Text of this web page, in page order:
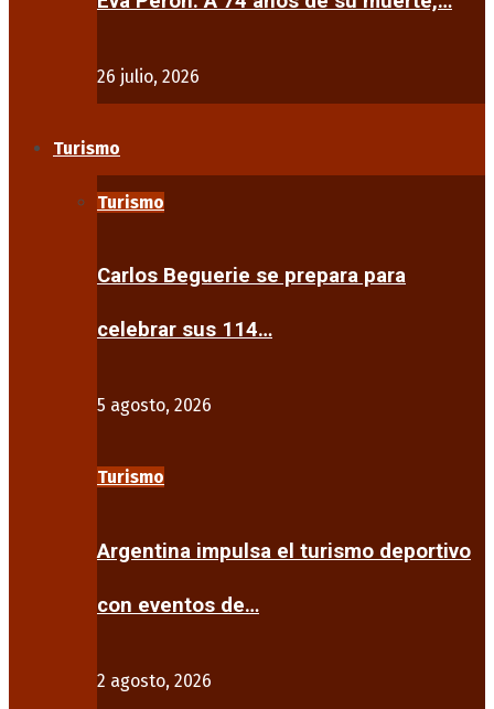
26 julio, 2026
Turismo
Turismo
Carlos Beguerie se prepara para
celebrar sus 114…
5 agosto, 2026
Turismo
Argentina impulsa el turismo deportivo
con eventos de…
2 agosto, 2026